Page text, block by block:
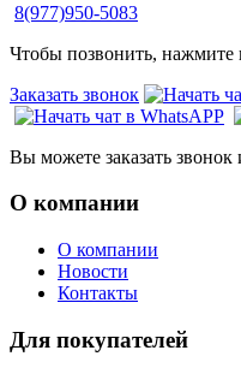
8(977)950-5083
Чтобы позвонить, нажмите
Заказать звонок
Вы можете заказать
О компании
О компании
Новости
Контакты
Для покупателей